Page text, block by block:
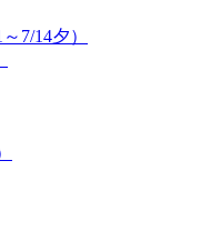
7/14夕）